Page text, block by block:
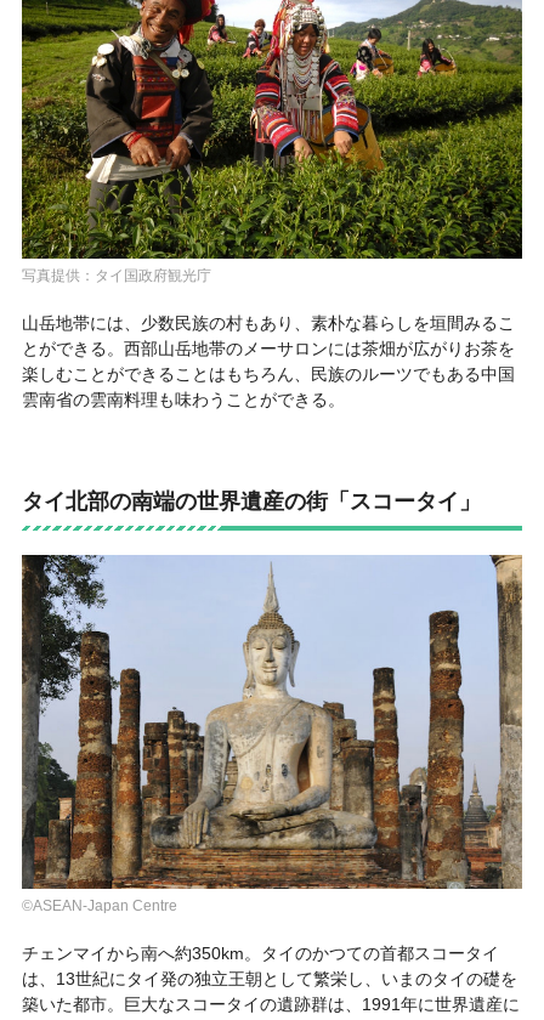
写真提供：タイ国政府観光庁
山岳地帯には、少数民族の村もあり、素朴な暮らしを垣間みるこ
とができる。西部山岳地帯のメーサロンには茶畑が広がりお茶を
楽しむことができることはもちろん、民族のルーツでもある中国
雲南省の雲南料理も味わうことができる。
タイ北部の南端の世界遺産の街「スコータイ」
©ASEAN-Japan Centre
チェンマイから南へ約350km。タイのかつての首都スコータイ
は、13世紀にタイ発の独立王朝として繁栄し、いまのタイの礎を
築いた都市。巨大なスコータイの遺跡群は、1991年に世界遺産に